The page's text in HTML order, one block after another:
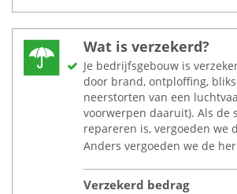
Wat is verzekerd?
Je bedrijfsgebouw is
door brand, ontploffing,
neerstorten van een
voorwerpen daaruit). Als de
repareren is, vergoeden we
Anders vergoeden we de
Verzekerd bedrag